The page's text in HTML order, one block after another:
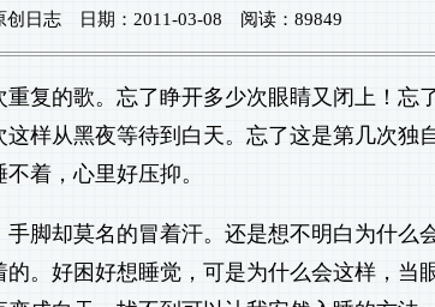
创日志 日期：2011-03-08 阅读：89849
复的歌。忘了睁开多少次眼睛又闭上！忘
样从黑夜等待到白天。忘了这是第几次独
着，心里好压抑。
脚却莫名的冒着汗。还是想不明白为什么
。好困好想睡觉，可是为什么会这样，当